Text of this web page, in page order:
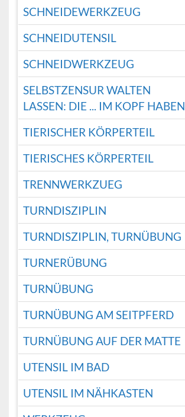
SCHNEIDEWERKZEUG
SCHNEIDUTENSIL
SCHNEIDWERKZEUG
SELBSTZENSUR WALTEN
LASSEN: DIE ... IM KOPF HABEN
TIERISCHER KÖRPERTEIL
TIERISCHES KÖRPERTEIL
TRENNWERKZUEG
TURNDISZIPLIN
TURNDISZIPLIN, TURNÜBUNG
TURNERÜBUNG
TURNÜBUNG
TURNÜBUNG AM SEITPFERD
TURNÜBUNG AUF DER MATTE
UTENSIL IM BAD
UTENSIL IM NÄHKASTEN